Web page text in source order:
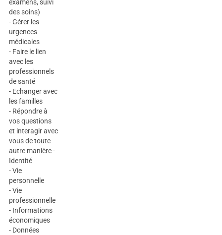
examens, suivi
des soins)
- Gérer les
urgences
médicales
- Faire le lien
avec les
professionnels
de santé
- Echanger avec
les familles
- Répondre à
vos questions
et interagir avec
vous de toute
autre manière -
Identité
- Vie
personnelle
- Vie
professionnelle
- Informations
économiques
- Données